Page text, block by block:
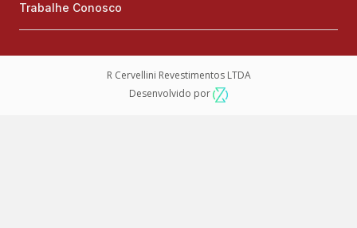
Trabalhe Conosco
R Cervellini Revestimentos LTDA
Desenvolvido por